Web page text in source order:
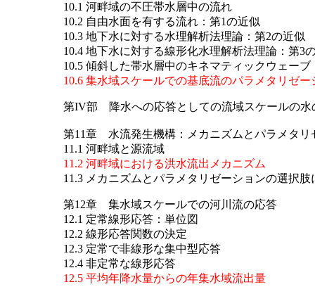
10.1 河畔域の不圧帯水層中の流れ
10.2 自由水面を有する流れ：第1の近似
10.3 地下水に対する水理解析法理論：第2の近似
10.4 地下水に対する線形化水理解析法理論：第3
10.5 傾斜した帯水層中のキネマティックウェーブ
10.6 集水域スケールでの基底流のパラメタリゼー
第IV部 降水への応答としての流域スケールの水
第11章 水流発生機構：メカニズムとパラメタリ
11.1 河畔域と源流域
11.2 河畔域における洪水流出メカニズム
11.3 メカニズムとパラメタリゼーションの選択
第12章 集水域スケールでの河川流の応答
12.1 定常線形応答：単位図
12.2 線形応答関数の決定
12.3 定常で非線形な集中型応答
12.4 非定常な線形応答
12.5 平均年降水量からの年集水域流出量